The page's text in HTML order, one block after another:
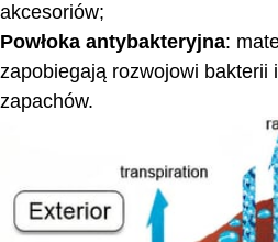
akcesoriów;
Powłoka antybakteryjna:
zapobiegają rozwojowi bakterii
zapachów.